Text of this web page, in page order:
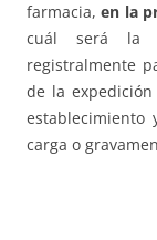
farmacia,en la
cuál será la
registralmente
de la
carga o